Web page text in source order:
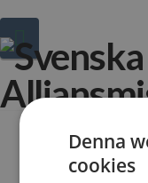
Navigation
Denna
cookies